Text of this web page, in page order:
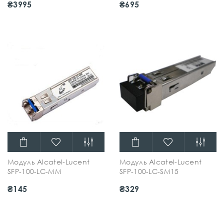
₴3995 ₴695
Модуль Alcatel-Lucent
SFP-100-LC-MM
₴145
Модуль Alcatel-Lucent
SFP-100-LC-SM15
₴329